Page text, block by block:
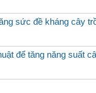
sức đề kháng cây
để tăng năng suất